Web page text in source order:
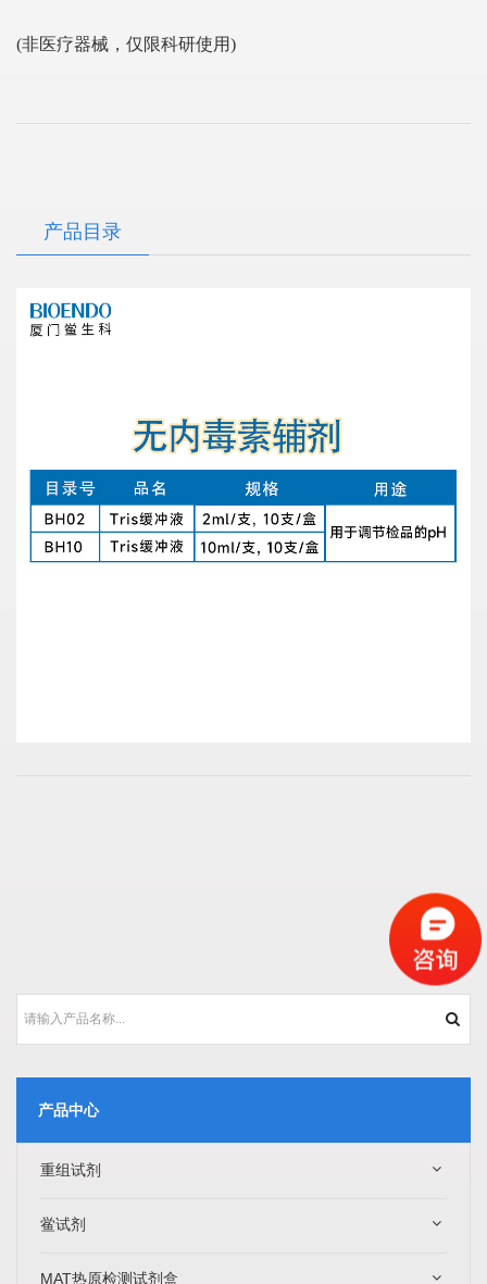
(非医疗器械，仅限科研使用)
产品目录
产品中心
重组试剂
鲎试剂
MAT热原检测试剂盒